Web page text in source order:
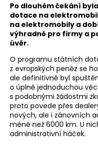
Po dlouhém čekání
dotace na
na elektromobily a
výhradně pro firmy a
úvěr.
O programu státních
z evropských peněz se
ale definitivně byl
o úplně jednoduchou
s podobnými žádostmi
proto povede přes
nových, ale i zánovních
méně než 6000 km. U
administrativní háček.